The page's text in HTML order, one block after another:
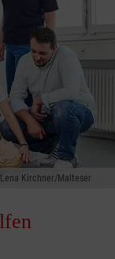
Lena Kirchner/Malteser